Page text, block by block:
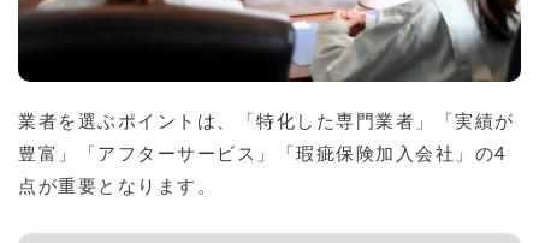
業者を選ぶポイントは、「特化した専門業者」「実績が
豊富」「アフターサービス」「瑕疵保険加入会社」の4
点が重要となります。